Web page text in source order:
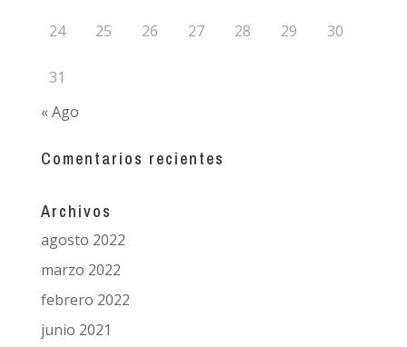
24 25 26 27 28 29 30
31
« Ago
Comentarios recientes
Archivos
agosto 2022
marzo 2022
febrero 2022
junio 2021